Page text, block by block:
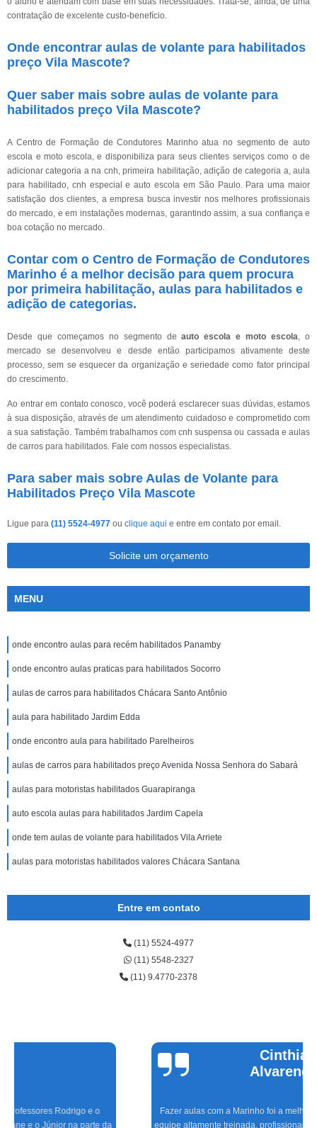
contratação de excelente custo-benefício.
Onde encontrar aulas de volante para habilitados
preço Vila Mascote?
Quer saber mais sobre aulas de volante para
habilitados preço Vila Mascote?
A Centro de Formação de Condutores Marinho atua no segmento de auto
escola e moto escola, e disponibiliza para seus clientes serviços como o de
adicionar categoria a na cnh, primeira habilitação, adição de categoria a, aula
para habilitado, cnh especial e auto escola em São Paulo. Para uma maior
satisfação dos clientes, a empresa busca investir nos melhores profissionais
do mercado, e em instalações modernas, garantindo assim, a sua confiança e
boa cotação no mercado.
Contar com o Centro de Formação de Condutores
Marinho é a melhor decisão para quem procura
por primeira habilitação, aulas para habilitados e
adição de categorias.
Desde que começamos no segmento deauto escola e moto escola, o
mercado se desenvolveu e desde então participamos ativamente deste
processo, sem se esquecer da organização e seriedade como fator principal
do crescimento.
Ao entrar em contato conosco, você poderá esclarecer suas dúvidas, estamos
à sua disposição, através de um atendimento cuidadoso e comprometido com
a sua satisfação. Também trabalhamos com cnh suspensa ou cassada e aulas
de carros para habilitados. Fale com nossos especialistas.
Para saber mais sobre Aulas de Volante para
Habilitados Preço Vila Mascote
Ligue para (11) 5524-4977 ou clique aqui e entre em contato por email.
Solicite um orçamento
MENU
onde encontro aulas para recém habilitados Panamby
onde encontro aulas praticas para habilitados Socorro
aulas de carros para habilitados Chácara Santo Antônio
aula para habilitado Jardim Edda
onde encontro aula para habilitado Parelheiros
aulas de carros para habilitados preço Avenida Nossa Senhora do Sabará
aulas para motoristas habilitados Guarapiranga
auto escola aulas para habilitados Jardim Capela
onde tem aulas de volante para habilitados Vila Arriete
aulas para motoristas habilitados valores Chácara Santana
Entre em contato
(11) 5524-4977
(11) 5548-2327
(11) 9.4770-2378
Cinthia
Alvarenga
Fazer aulas com a Marinho foi a melhor experiência que tive, com uma
equipe altamente treinada, profissionais de excelente gabarito, foram seis